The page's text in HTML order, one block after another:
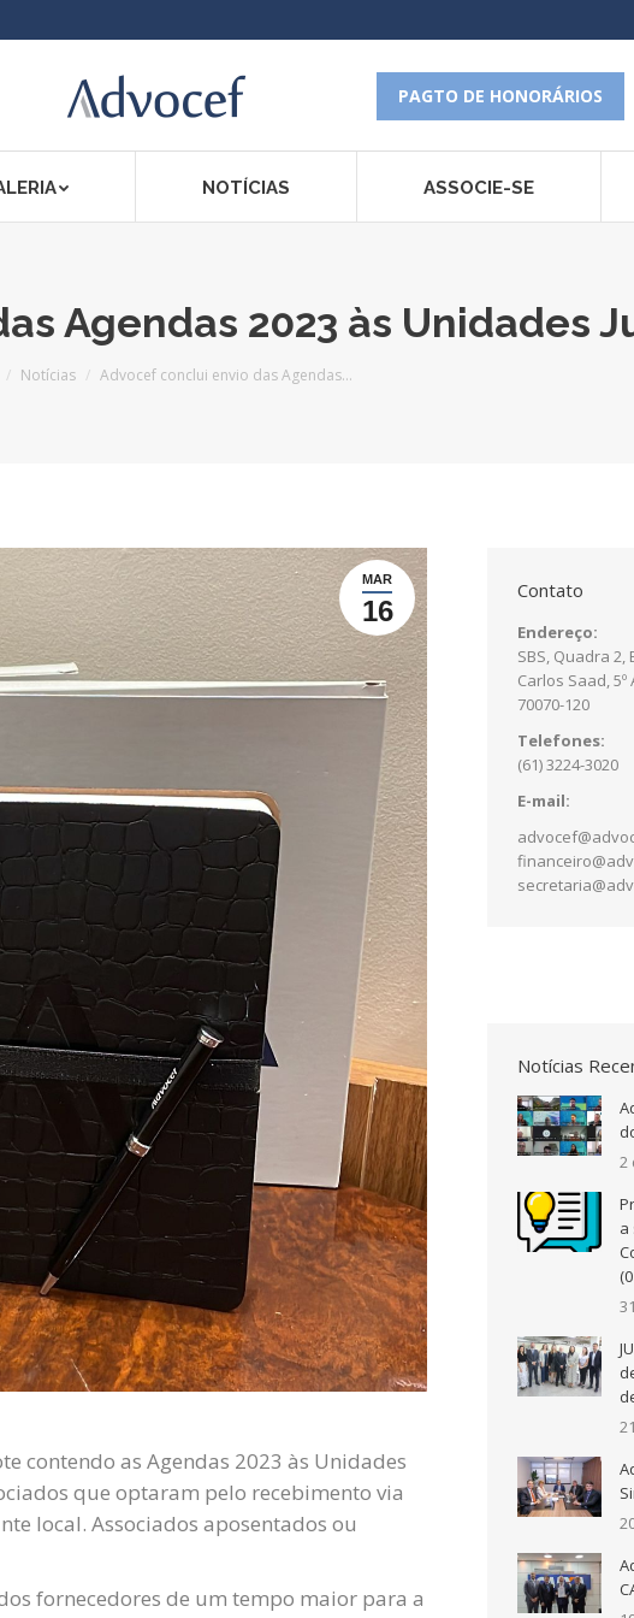
PAGTO DE HONORÁRIOS
NOTÍCIAS ASSOCIE-SE
Agendas 2023 às Unidades
aqui:
Notícias Advocef conclui envio das Agendas…
MAR
16
contendo as Agendas 2023 às Unidades
que optaram pelo recebimento via
local. Associados aposentados ou
fornecedores de um tempo maior para a
Contato
Endereço:
SBS, Quadra 2,
Carlos Saad, 5º
70070-120
Telefones:
(61) 3224-3020
E-mail:
Notícias
2
a